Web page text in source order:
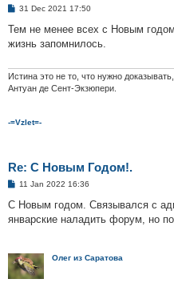
P
s
31 Dec 2021 17:50
Тем не менее всех с Новым
жизнь запомнилось.
Истина это не то, что нужно
Антуан де Сент-Экзюпери.
-=Vzlet=-
Re: С Новым Годом!.
P
s
11 Jan 2022 16:36
С Новым годом. Связывался с
январские наладить форум, но
Олег из Саратова